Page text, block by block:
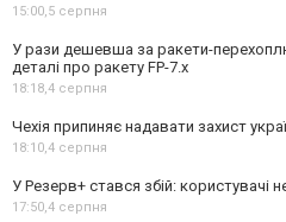
15:00,5 серпня
У рази дешевша за ракети-
деталі про ракету FP-7.x
18:18,4 серпня
Чехія припиняє надавати захист
18:10,4 серпня
У Резерв+ стався збій: користувачі
17:50,4 серпня